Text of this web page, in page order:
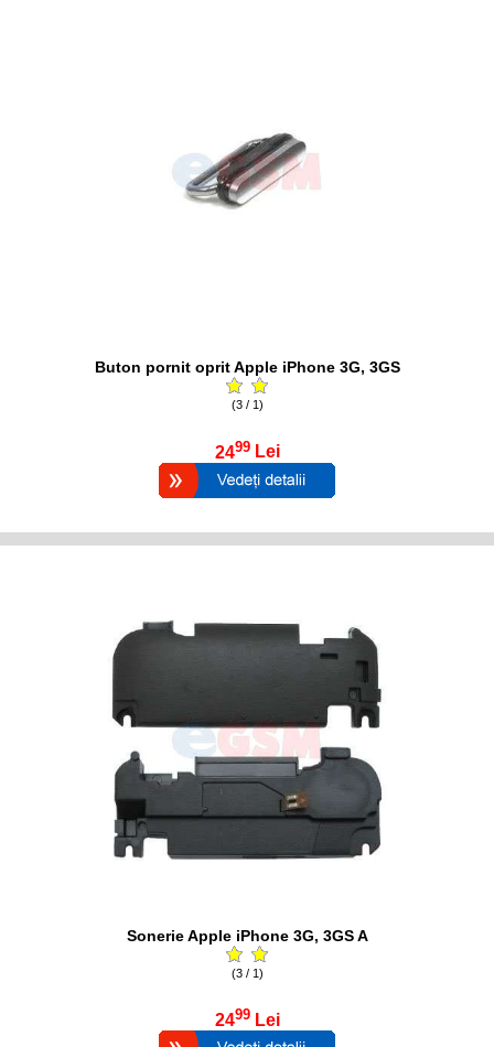
Buton pornit oprit Apple iPhone 3G, 3GS
(3 / 1)
2499 Lei
Sonerie Apple iPhone 3G, 3GS A
(3 / 1)
2499 Lei